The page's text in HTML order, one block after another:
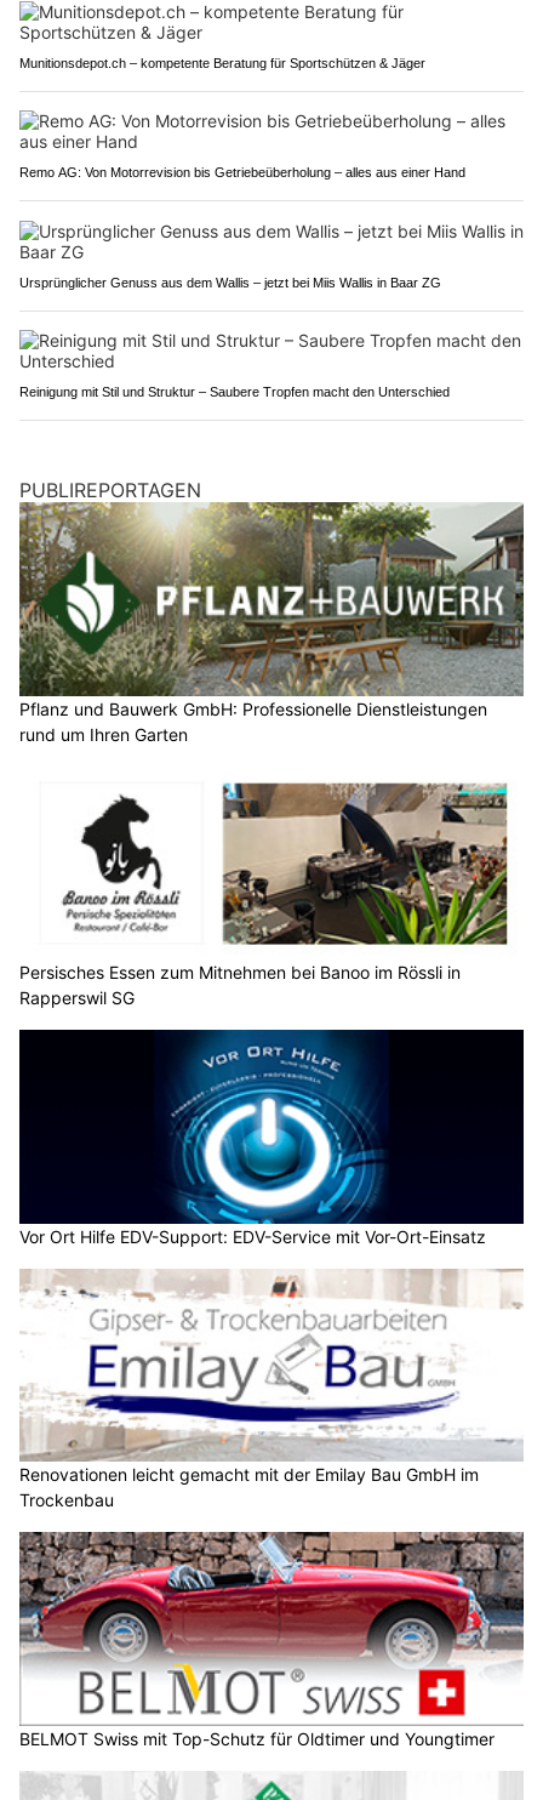
Munitionsdepot.ch – kompetente Beratung für Sportschützen & Jäger
Remo AG: Von Motorrevision bis Getriebeüberholung – alles aus einer Hand
Ursprünglicher Genuss aus dem Wallis – jetzt bei Miis Wallis in Baar ZG
Reinigung mit Stil und Struktur – Saubere Tropfen macht den Unterschied
PUBLIREPORTAGEN
Pflanz und Bauwerk GmbH: Professionelle Dienstleistungen
rund um Ihren Garten
Persisches Essen zum Mitnehmen bei Banoo im Rössli in
Rapperswil SG
Vor Ort Hilfe EDV-Support: EDV-Service mit Vor-Ort-Einsatz
Renovationen leicht gemacht mit der Emilay Bau GmbH im
Trockenbau
BELMOT Swiss mit Top-Schutz für Oldtimer und Youngtimer